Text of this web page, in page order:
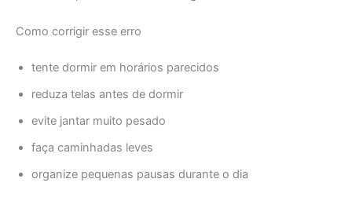
Como corrigir esse erro
tente dormir em horários parecidos
reduza telas antes de dormir
evite jantar muito pesado
faça caminhadas leves
organize pequenas pausas durante o dia